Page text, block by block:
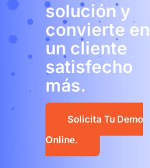
solución y
convierte en
un cliente
satisfecho
más.
Solicita Tu Demo
Online.